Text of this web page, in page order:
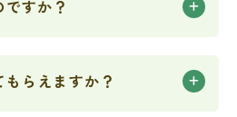
すか？
らえますか？